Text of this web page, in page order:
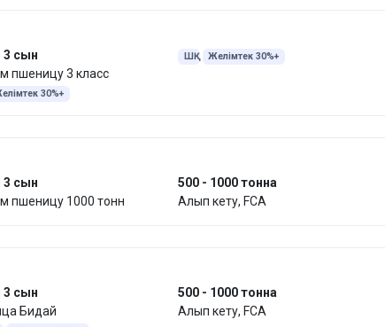
3 сын
пшеницу 3 класс
Желімтек 30%+
ШҚ Желімтек 30%+
3 сын
пшеницу 1000 тонн
500 - 1000 тонна
Алып кету, FCA
3 сын
Бидай
500 - 1000 тонна
Алып кету, FCA